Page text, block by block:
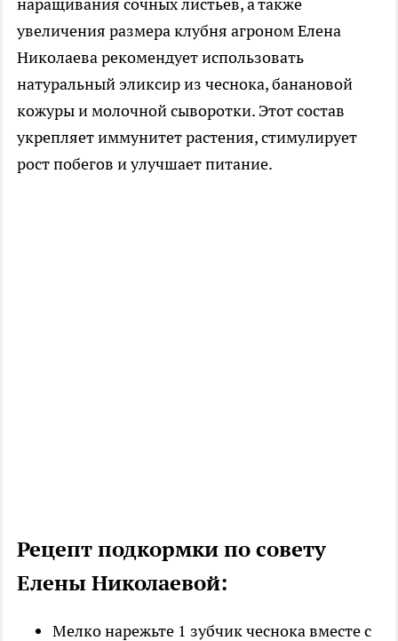
увеличения размера клубня агроном Елена
Николаева рекомендует использовать
натуральный эликсир из чеснока, банановой
кожуры и молочной сыворотки. Этот состав
укрепляет иммунитет растения, стимулирует
рост побегов и улучшает питание.
Рецепт подкормки по совету
Елены Николаевой:
Мелко нарежьте 1 зубчик чеснока вместе с